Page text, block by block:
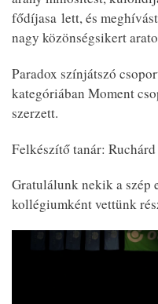
fődíjasa lett, és
nagy közönségsikert
Paradox színjátszó
kategóriában Moment
szerzett.
Felkészítő tanár:
Gratulálunk nekik a szép
kollégiumként vettünk